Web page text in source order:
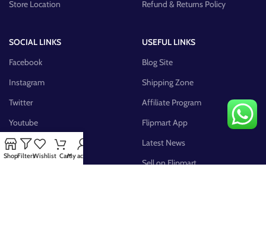
Store Location
Refund & Returns Policy
SOCIAL LINKS
Facebook
Instagram
Twitter
Youtube
Pinterest
FB Group
USEFUL LINKS
Blog Site
Shipping Zone
Affiliate Program
Flipmart App
Latest News
Sell on Flipmart
ShopFiltersWishlist CartMy account